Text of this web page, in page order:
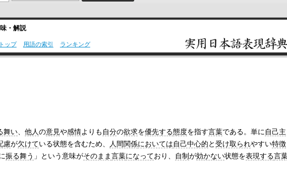
・解説
/
L
4
5
%
ップ 用語の索引 ランキング
舞い、 他人の意見や感情よりも 自分の欲求を優先する態度を指す言葉である。単に 自己主
慮が欠けている状態を含むため、 人間関係においては自己中心的と受け取られやすい特徴
振る舞う 」という意味がそのまま言葉になっており、 自制が効かない状態を表現する言